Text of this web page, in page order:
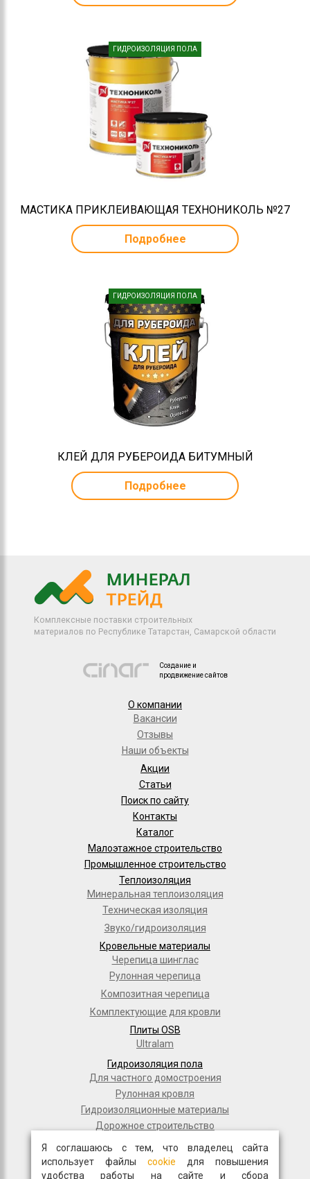
ГИДРОИЗОЛЯЦИЯ ПОЛА
МАСТИКА ПРИКЛЕИВАЮЩАЯ ТЕХНОНИКОЛЬ №27
Подробнее
ГИДРОИЗОЛЯЦИЯ ПОЛА
КЛЕЙ ДЛЯ РУБЕРОИДА БИТУМНЫЙ
Подробнее
Комплексные поставки строительных
материалов по Республике Татарстан, Самарской области
Создание и
продвижение сайтов
О компании
Вакансии
Отзывы
Наши объекты
Акции
Статьи
Поиск по сайту
Контакты
Каталог
Малоэтажное строительство
Промышленное строительство
Теплоизоляция
Минеральная теплоизоляция
Техническая изоляция
Звуко/гидроизоляция
Кровельные материалы
Черепица шинглас
Рулонная черепица
Композитная черепица
Комплектующие для кровли
Плиты OSB
Ultralam
Гидроизоляция пола
Для частного домостроения
Рулонная кровля
Гидроизоляционные материалы
Дорожное строительство
Мастики и праймеры
Я соглашаюсь с тем, что владелец сайта
использует файлы cookie для повышения
удобства работы на сайте и сбора